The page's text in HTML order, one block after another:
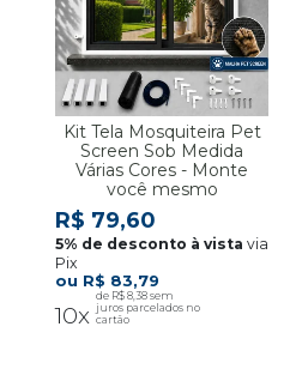
Kit Tela Mosquiteira Pet
Screen Sob Medida
Várias Cores - Monte
você mesmo
R$ 83,79
10x
R$ 8,38
R$ 79,60
via
Pix